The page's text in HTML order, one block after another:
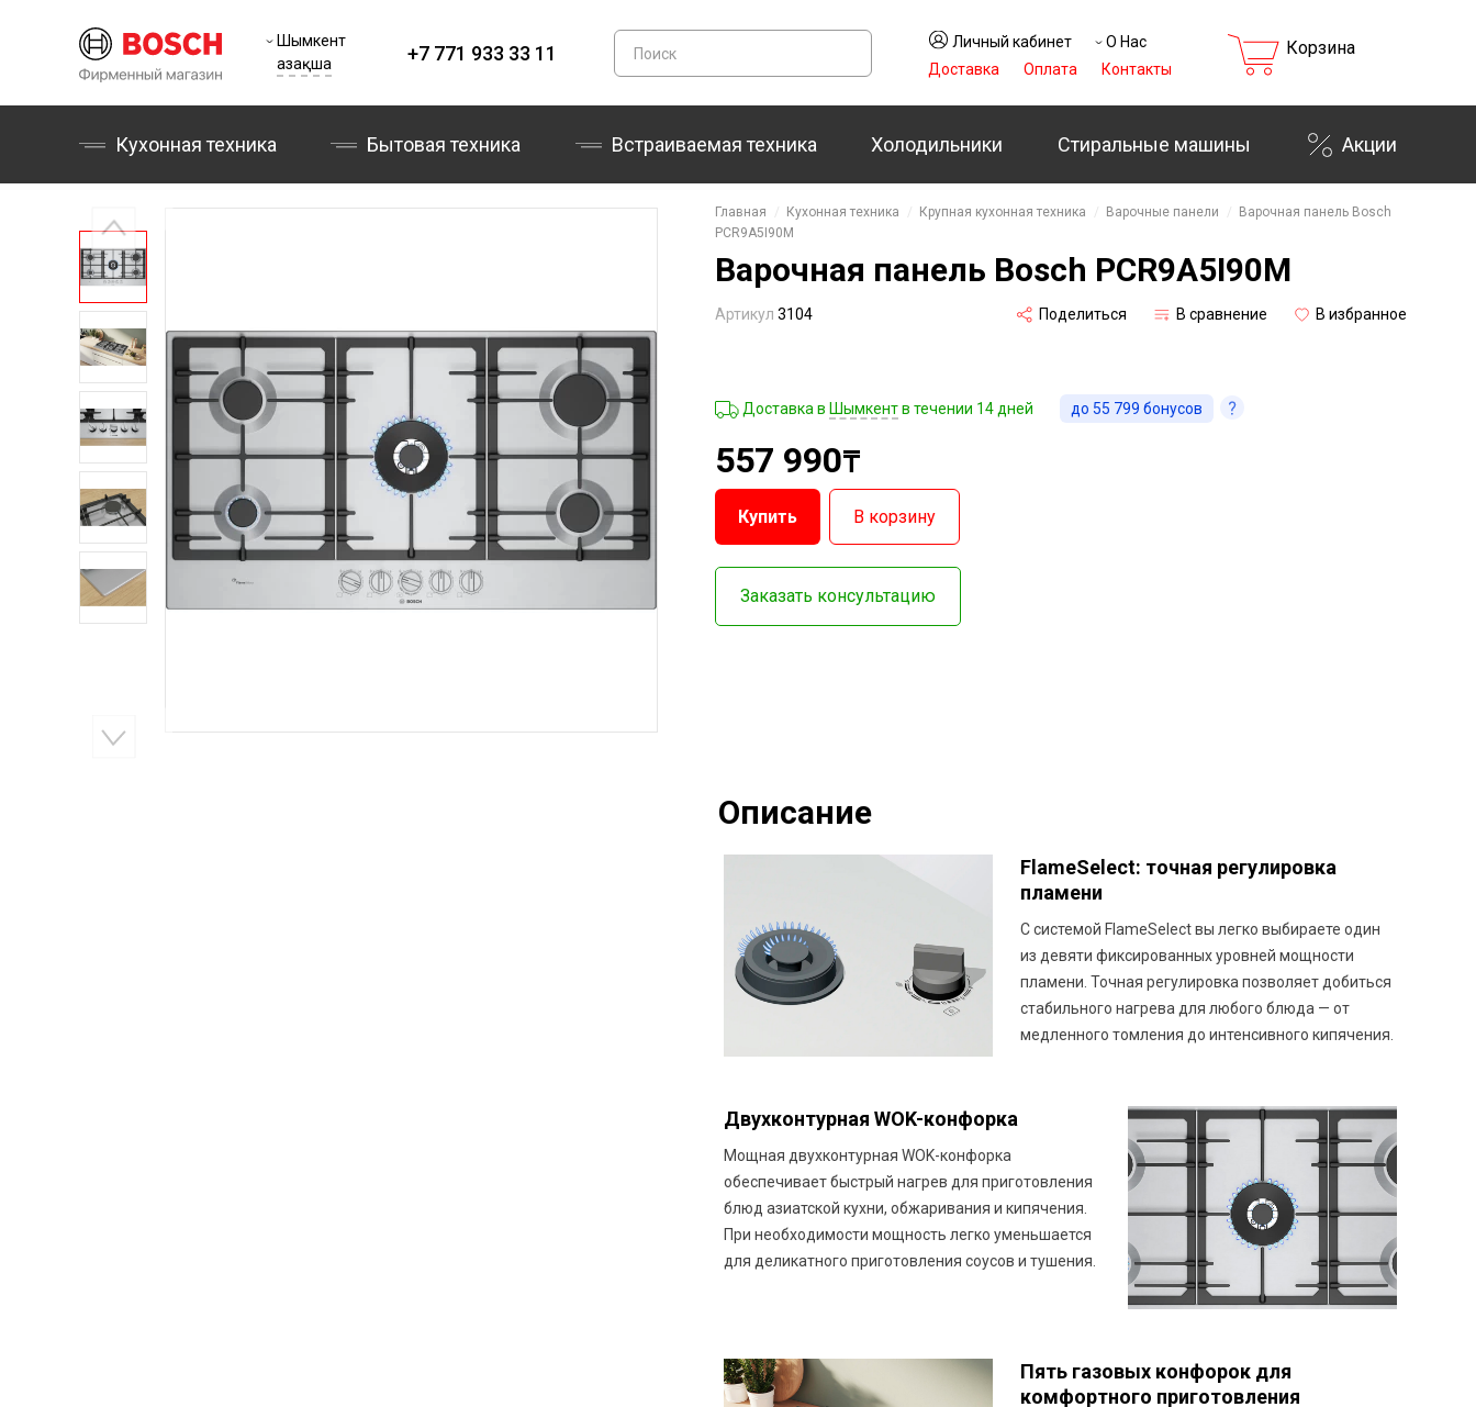
Шымкент
Қазақша
+7 771 933 33 11
Личный кабинет
О Нас
Доставка
Оплата Контакты
Корзина
Кухонная техника Бытовая техника Холодильники Стиральные машины
Встраиваемая техника Акции
Главная Кухонная техника Крупная кухонная техника Варочные панели
Варочная панель Bosch
PCR9A5I90M
Варочная панель Bosch PCR9A5I90M
Артикул 3104 Поделиться В сравнение В избранное
Доставка в Шымкентв течении 14 дней до 55 799 бонусов
₸
557 990₸
Купить В корзину
Заказать консультацию
Описание
FlameSelect: точная регулировка
пламени
С системой FlameSelect вы легко выбираете один
из девяти фиксированных уровней мощности
пламени. Точная регулировка позволяет добиться
стабильного нагрева для любого блюда — от
медленного томления до интенсивного кипячения.
Двухконтурная WOK-конфорка
Мощная двухконтурная WOK-конфорка
обеспечивает быстрый нагрев для приготовления
блюд азиатской кухни, обжаривания и кипячения.
При необходимости мощность легко уменьшается
для деликатного приготовления соусов и тушения.
Пять газовых конфорок для
комфортного приготовления